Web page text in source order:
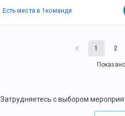
Есть места в 1командe
1 2
Показано
Затрудняетесь с выбором